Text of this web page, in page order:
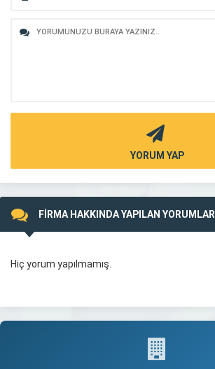
YORUM YAP
FİRMA HAKKINDA YAPILAN YORUMLAR
Hiç yorum yapılmamış.